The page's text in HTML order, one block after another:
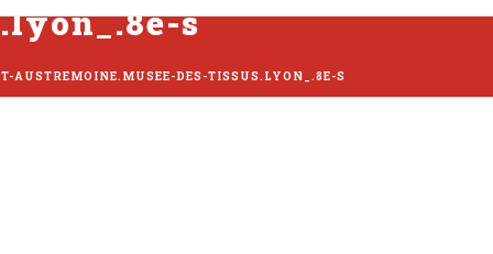
s
AUSTREMOINE.MUSEE-DES-TISSUS.LYON_.8E-S